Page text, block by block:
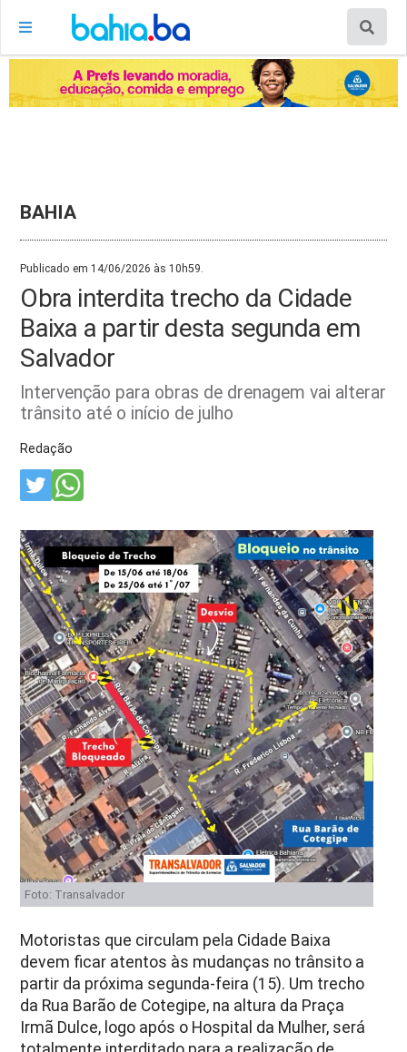
BAHIA
Publicado em 14/06/2026 às 10h59.
Obra interdita trecho da Cidade
Baixa a partir desta segunda em
Salvador
Intervenção para obras de drenagem vai alterar
trânsito até o início de julho
Redação
Foto: Transalvador
Motoristas que circulam pela Cidade Baixa
devem ficar atentos às mudanças no trânsito a
partir da próxima segunda-feira (15). Um trecho
da Rua Barão de Cotegipe, na altura da Praça
Irmã Dulce, logo após o Hospital da Mulher, será